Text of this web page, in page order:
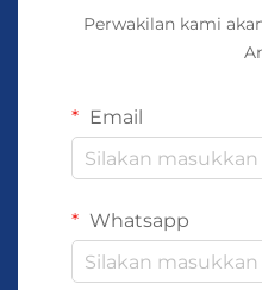
Perwakilan kami
Email
Whatsapp